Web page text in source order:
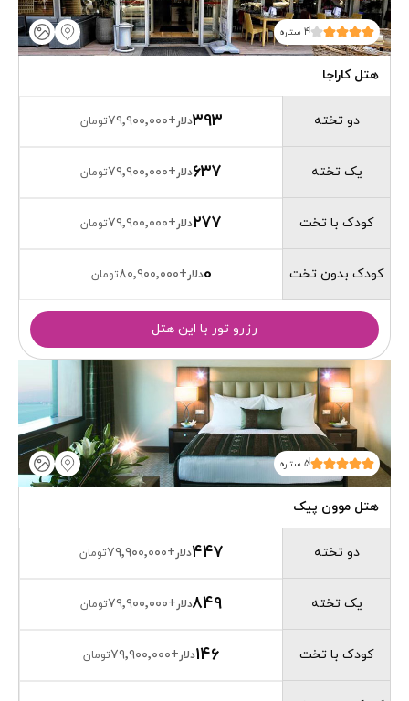
4 ستاره
هتل کاراجا
دو تخته
یک تخته
کودک با تخت
کودک بدون تخت
۳۹۳دلار+۷۹٬۹۰۰٬۰۰۰تومان
۶۳۷دلار+۷۹٬۹۰۰٬۰۰۰تومان
۲۷۷دلار+۷۹٬۹۰۰٬۰۰۰تومان
0دلار+۸۰٬۹۰۰٬۰۰۰تومان
رزرو تور با این هتل
5 ستاره
هتل موون پیک
دو تخته
یک تخته
کودک با تخت
۴۴۷دلار+۷۹٬۹۰۰٬۰۰۰تومان
۸۴۹دلار+۷۹٬۹۰۰٬۰۰۰تومان
۱۴۶دلار+۷۹٬۹۰۰٬۰۰۰تومان